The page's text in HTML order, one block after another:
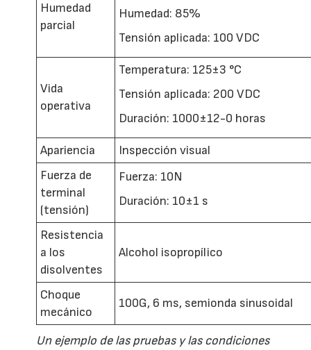
Humedad
parcial
Humedad: 85%
Tensión aplicada: 100 VDC
Vida
operativa
Temperatura: 125±3 °C
Tensión aplicada: 200 VDC
Duración: 1000±12-0 horas
Apariencia
Inspección visual
Fuerza de
terminal
(tensión)
Fuerza: 10N
Duración: 10±1 s
Resistencia
a los
disolventes
Alcohol isopropílico
Choque
mecánico
100G, 6 ms, semionda sinusoidal
Un ejemplo de las pruebas y las condiciones